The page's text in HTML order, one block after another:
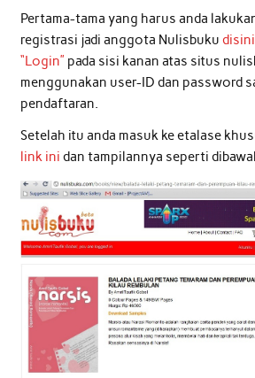
Pertama-tama yang harus anda
registrasi jadi anggota Nulisbuku
“Login” pada sisi kanan atas situs
menggunakan user-ID dan password
pendaftaran.
Setelah itu anda masuk ke etalase
link ini dan tampilannya seperti